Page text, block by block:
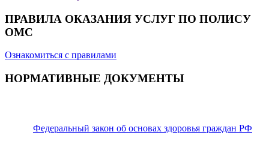
ПРАВИЛА ОКАЗАНИЯ УСЛУГ ПО ПОЛИСУ
ОМС
Ознакомиться с правилами
НОРМАТИВНЫЕ ДОКУМЕНТЫ
Федеральный закон об основах здоровья граждан РФ